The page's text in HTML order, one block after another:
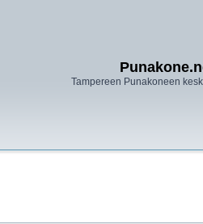
Tampereen Punakoneen